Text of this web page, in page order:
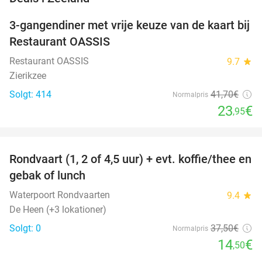
43%
3-gangendiner met vrije keuze van de kaart bij
Restaurant OASSIS
Restaurant OASSIS 9.7 star
Zierikzee
Solgt: 414
Normalpris 41,70€
23,95€
61%
DAG
Rondvaart (1, 2 of 4,5 uur) + evt. koffie/thee en
gebak of lunch
Waterpoort Rondvaarten 9.4 star
De Heen (+3 lokationer)
Solgt: 0
Normalpris 37,50€
14,50€